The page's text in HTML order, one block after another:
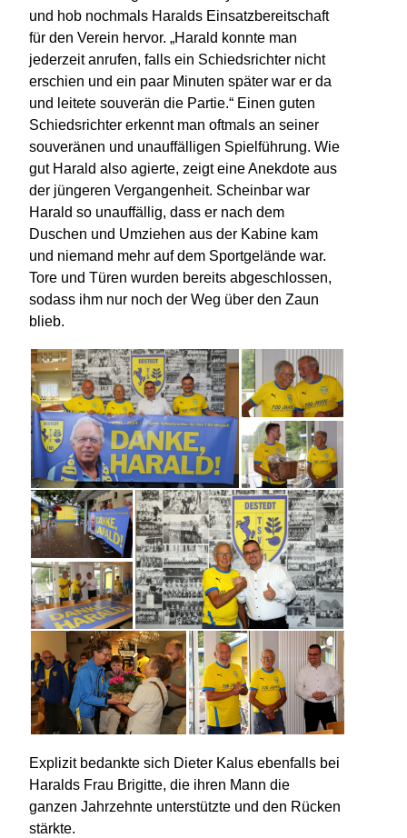
und hob nochmals Haralds Einsatzbereitschaft
für den Verein hervor. „Harald konnte man
jederzeit anrufen, falls ein Schiedsrichter nicht
erschien und ein paar Minuten später war er da
und leitete souverän die Partie.“ Einen guten
Schiedsrichter erkennt man oftmals an seiner
souveränen und unauffälligen Spielführung. Wie
gut Harald also agierte, zeigt eine Anekdote aus
der jüngeren Vergangenheit. Scheinbar war
Harald so unauffällig, dass er nach dem
Duschen und Umziehen aus der Kabine kam
und niemand mehr auf dem Sportgelände war.
Tore und Türen wurden bereits abgeschlossen,
sodass ihm nur noch der Weg über den Zaun
blieb.
Explizit bedankte sich Dieter Kalus ebenfalls bei
Haralds Frau Brigitte, die ihren Mann die
ganzen Jahrzehnte unterstützte und den Rücken
stärkte.